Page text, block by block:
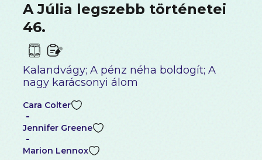
A Júlia legszebb történetei
46.
Kalandvágy; A pénz néha boldogít; A
nagy karácsonyi álom
Cara Colter
-
Jennifer Greene
-
Marion Lennox